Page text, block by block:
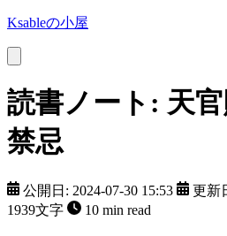
Ksableの小屋
読書ノート: 天
禁忌
公開日: 2024-07-30 15:53
更新
1939文字
10 min read